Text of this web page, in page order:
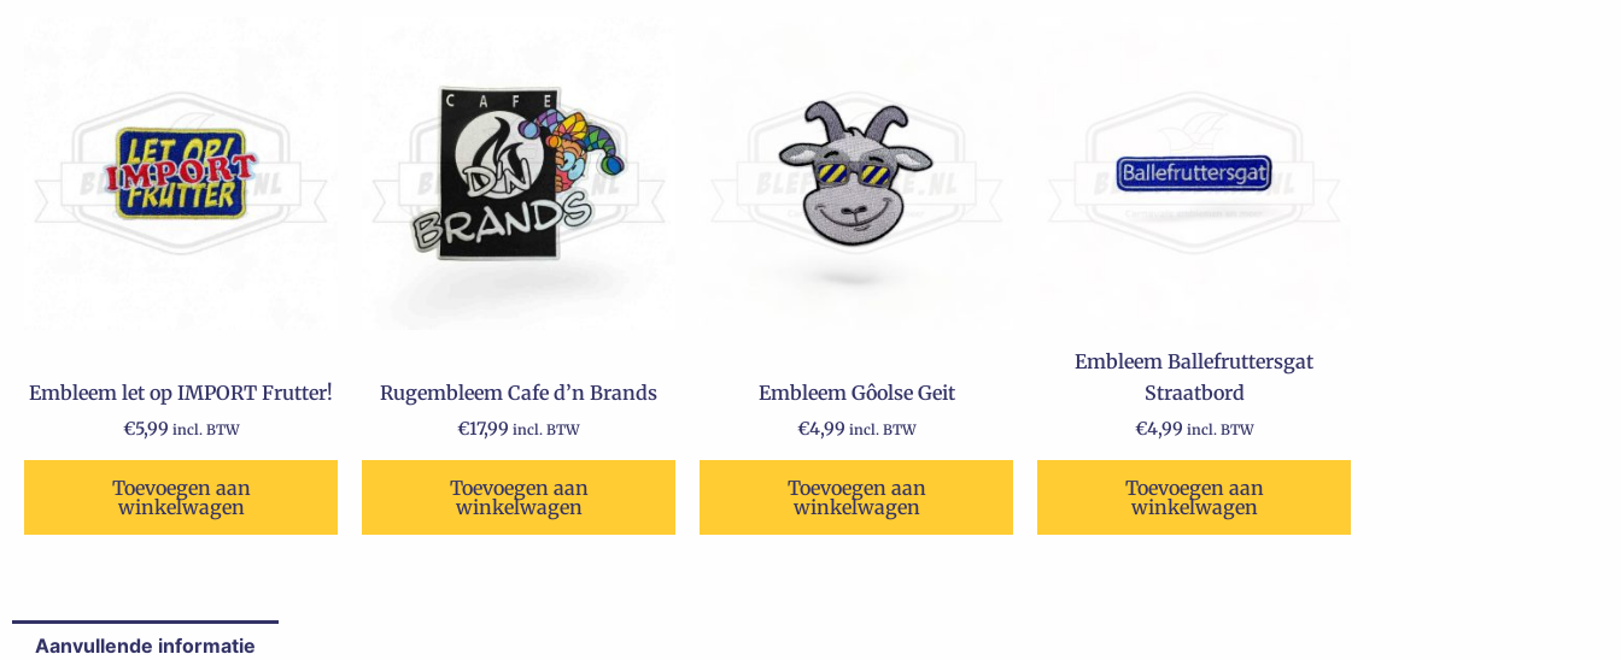
Embleem let op IMPORT Frutter!
€5,99 incl. BTW
Toevoegen aan
winkelwagen
Rugembleem Cafe d’n Brands
€17,99 incl. BTW
Toevoegen aan
winkelwagen
Embleem Gôolse Geit
€4,99 incl. BTW
Toevoegen aan
winkelwagen
Embleem Ballefruttersgat
Straatbord
€4,99 incl. BTW
Toevoegen aan
winkelwagen
Aanvullende informatie